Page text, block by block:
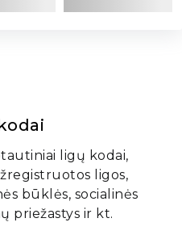
ligų kodai,
ligos,
būklės, socialinės
priežastys ir kt.